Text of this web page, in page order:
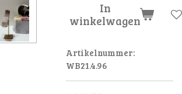
In
winkelwagen
Artikelnummer:
WB21.4.96